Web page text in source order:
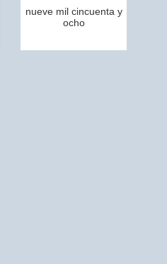
nueve mil cincuenta y
ocho